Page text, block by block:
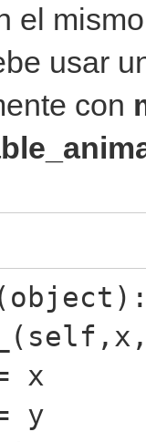
= 2
el
usar
con
x
y